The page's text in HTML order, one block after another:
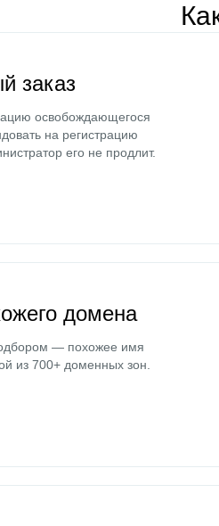
заказ
освобождающегося
на регистрацию
его не продлит.
домена
— похожее имя
из 700+ доменных зон.